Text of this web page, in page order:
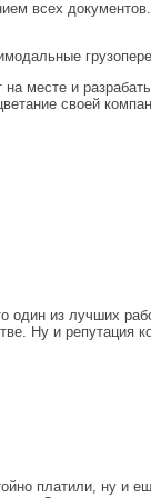
всех
и
своей
из лучших
Ну и
платили, ну и